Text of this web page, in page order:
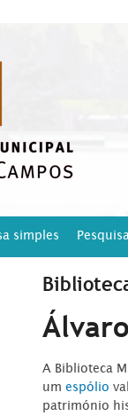
simples
A Biblioteca
um espólio
património